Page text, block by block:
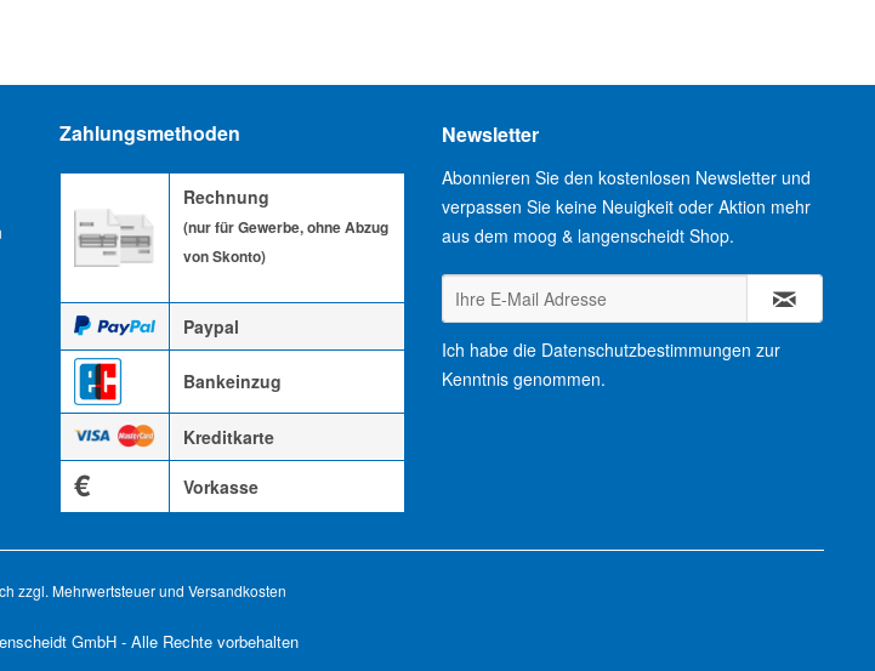
Zahlungsmethoden
Rechnung
(nur für Gewerbe, ohne Abzug
von Skonto)
Paypal
Bankeinzug
Kreditkarte
€ Vorkasse
Newsletter
Abonnieren Sie den kostenlosen Newsletter und
verpassen Sie keine Neuigkeit oder Aktion mehr
aus dem moog & langenscheidt Shop.
Ich habe die Datenschutzbestimmungen zur
Kenntnis genommen.
zzgl. Mehrwertsteuer und Versandkosten
GmbH - Alle Rechte vorbehalten